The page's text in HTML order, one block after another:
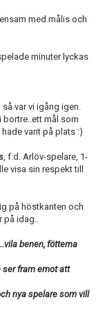
med målis och
minuter lyckas
var vi igång igen.
bortre..ett mål som
varit på plats :)
, f.d. Arlöv-spelare, 1-
visa sin respekt till
på höstkanten och
idag..
benen, fötterna
ser fram emot att
nya spelare som vill